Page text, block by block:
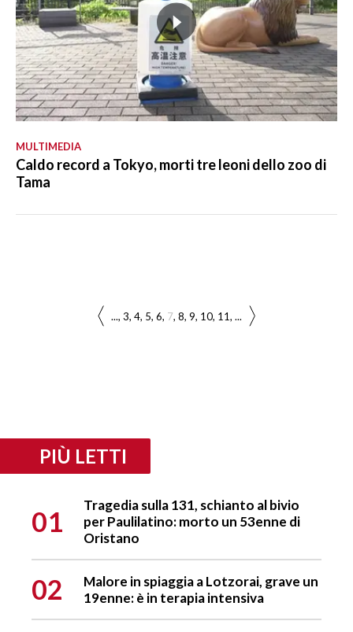
MULTIMEDIA
Caldo record a Tokyo, morti tre leoni dello zoo di
Tama
... 3 4 5 6 7 8 9 10 11 ...
PIÙ LETTI
01
Tragedia sulla 131, schianto al bivio
per Paulilatino: morto un 53enne di
Oristano
02
Malore in spiaggia a Lotzorai, grave un
19enne: è in terapia intensiva